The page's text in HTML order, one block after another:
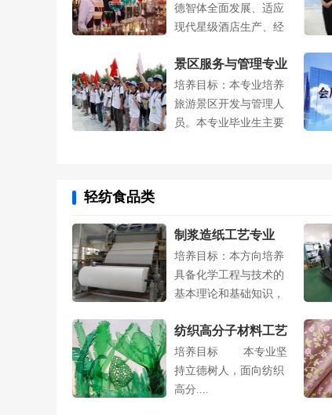
德智体全面发展、适应
现代星级酒店生产、经
景区服务与管理专业
培养目标：本专业培养
旅游景区开发与管理人
员。本专业毕业生主要
轻纺食品类
制浆造纸工艺专业
培养目标：本方向培养
具备化学工程与技术的
基本理论和基础知识，
纺织高分子材料工艺
专业
培养目标 本专业坚
持立德树人，面向纺织
高分....